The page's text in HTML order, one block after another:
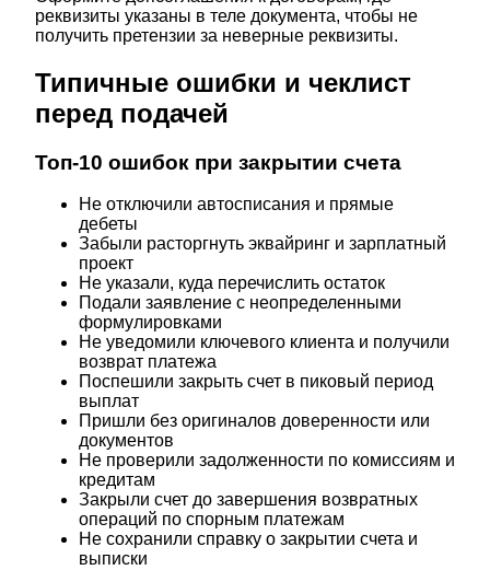
реквизиты указаны в теле документа, чтобы не
получить претензии за неверные реквизиты.
Типичные ошибки и чеклист
перед подачей
Топ-10 ошибок при закрытии счета
Не отключили автосписания и прямые
дебеты
Забыли расторгнуть эквайринг и зарплатный
проект
Не указали, куда перечислить остаток
Подали заявление с неопределенными
формулировками
Не уведомили ключевого клиента и получили
возврат платежа
Поспешили закрыть счет в пиковый период
выплат
Пришли без оригиналов доверенности или
документов
Не проверили задолженности по комиссиям и
кредитам
Закрыли счет до завершения возвратных
операций по спорным платежам
Не сохранили справку о закрытии счета и
выписки